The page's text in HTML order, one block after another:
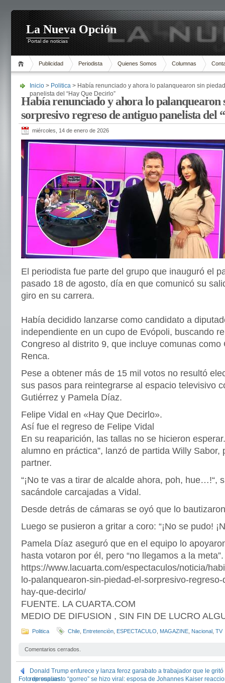
La Nueva Opción
Portal de noticias
Publicidad Periodista Quienes Somos Columnas
Inicio > Politica > Había renunciado y ahora lo palanquearon sin
panelista del “Hay Que Decirlo”
Había renunciado y ahora lo palanquearon
sorpresivo regreso de antiguo panelista del
miércoles, 14 de enero de 2026
El periodista fue parte del grupo que inauguró el
pasado 18 de agosto, día en que comunicó su
giro en su carrera.
Había decidido lanzarse como candidato a
independiente en un cupo de Evópoli, buscando
Congreso al distrito 9, que incluye comunas
Renca.
Pese a obtener más de 15 mil votos no resultó
sus pasos para reintegrarse al espacio televisivo
Gutiérrez y Pamela Díaz.
Felipe Vidal en «Hay Que Decirlo».
Así fue el regreso de Felipe Vidal
En su reaparición, las tallas no se hicieron
alumno en práctica”, lanzó de partida Willy Sabor,
partner.
“¡No te vas a tirar de alcalde ahora, poh, hue…!“,
sacándole carcajadas a Vidal.
Desde detrás de cámaras se oyó que lo
Luego se pusieron a gritar a coro: “¡No se pudo!
Pamela Díaz aseguró que en el equipo lo
hasta votaron por él, pero “no llegamos a la meta”.
https://www.lacuarta.com/espectaculos/noticia/
lo-palanquearon-sin-piedad-el-sorpresivo-
hay-que-decirlo/
FUENTE. LA CUARTA.COM
MEDIO DE DIFUSION , SIN FIN DE LUCRO
Politica Chile Entretenciòn ESPECTACULO MAGAZINE Nacional TV
Comentarios cerrados.
Donald Trump enfurece y lanza feroz garabato a trabajador que le
represalias
Foto de supuesto “gorreo” se hizo viral: esposa de Johannes Kaiser